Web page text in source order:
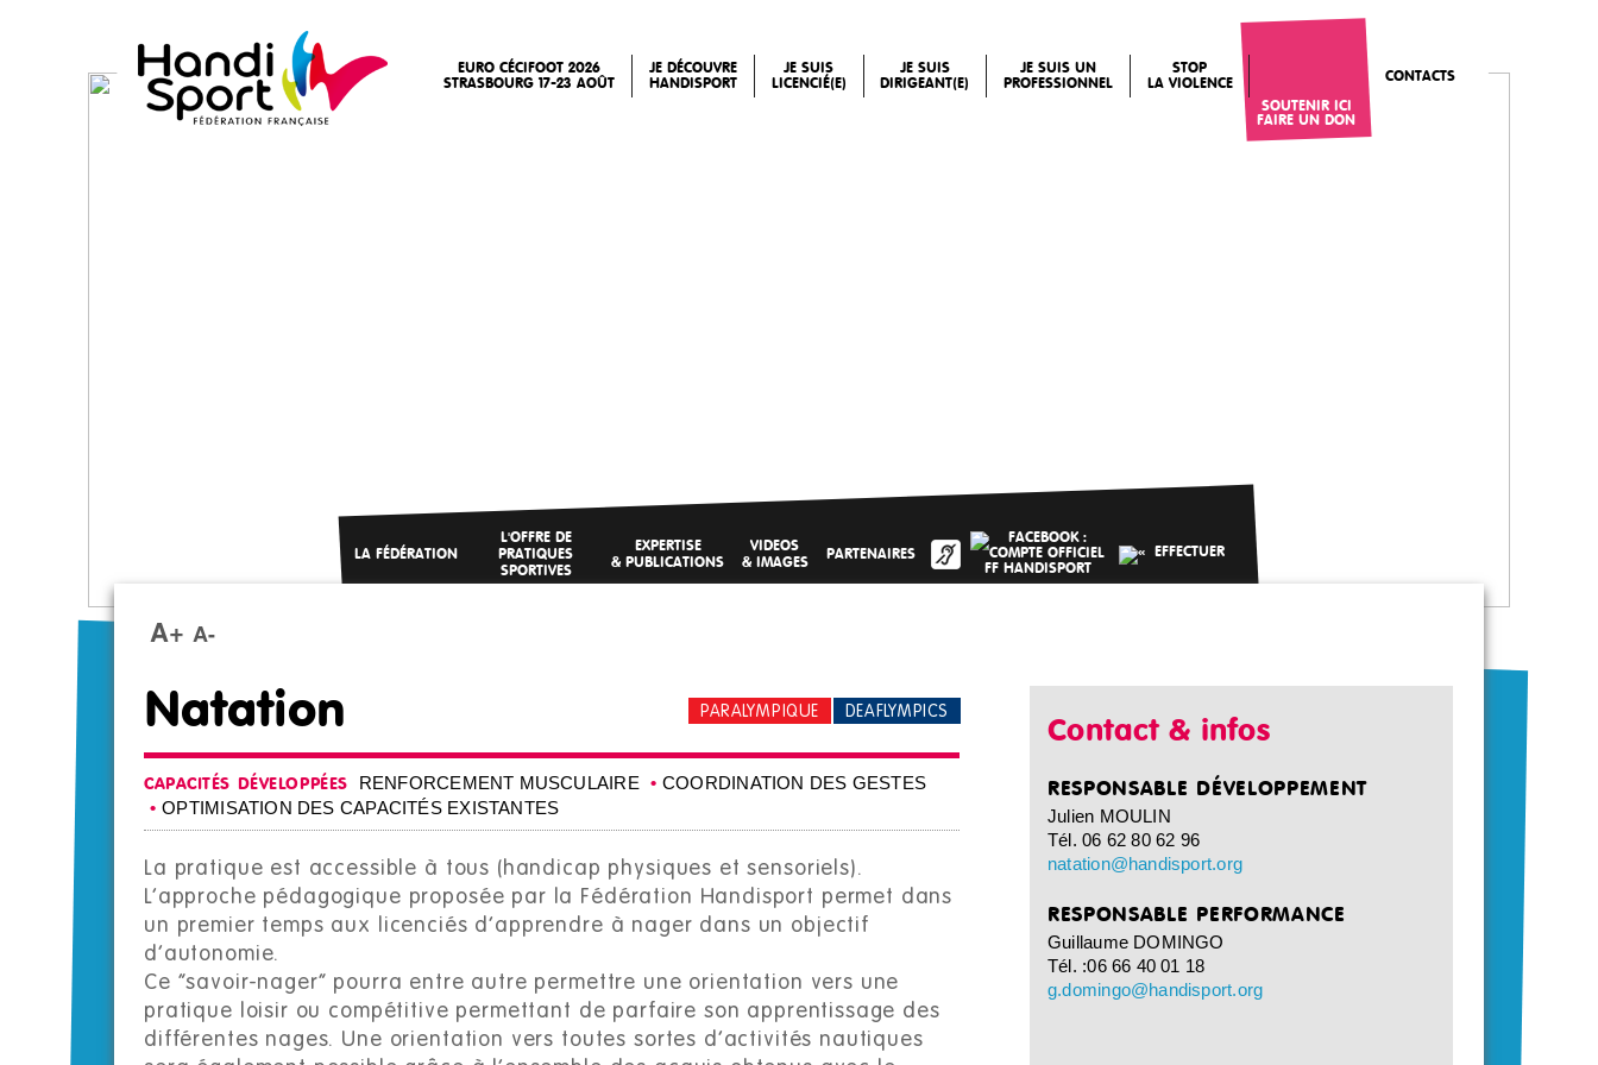
EURO CÉCIFOOT 2026
STRASBOURG 17-23 AOÛT
JE DÉCOUVRE
HANDISPORT
JE SUIS
LICENCIÉ(E)
JE SUIS
DIRIGEANT(E)
JE SUIS UN
PROFESSIONNEL
STOP
LA VIOLENCE
SOUTENIR ICI
FAIRE UN DON
CONTACTS
LA FÉDÉRATION
L'OFFRE DE
PRATIQUES
SPORTIVES
EXPERTISE
& PUBLICATIONS
VIDEOS
& IMAGES
PARTENAIRES
A+ A-
Natation PARALYMPIQUE DEAFLYMPICS
CAPACITÉS DÉVELOPPÉES RENFORCEMENT MUSCULAIRE
COORDINATION DES GESTES
OPTIMISATION DES CAPACITÉS EXISTANTES
La pratique est accessible à tous (handicap physiques et sensoriels).
L’approche pédagogique proposée par la Fédération Handisport permet dans
un premier temps aux licenciés d’apprendre à nager dans un objectif
d’autonomie.
Ce “savoir-nager” pourra entre autre permettre une orientation vers une
pratique loisir ou compétitive permettant de parfaire son apprentissage des
différentes nages. Une orientation vers toutes sortes d’activités nautiques
Contact & infos
RESPONSABLE DÉVELOPPEMENT
Julien MOULIN
Tél. 06 62 80 62 96
natation@handisport.org
RESPONSABLE PERFORMANCE
Guillaume DOMINGO
Tél. :06 66 40 01 18
g.domingo@handisport.org